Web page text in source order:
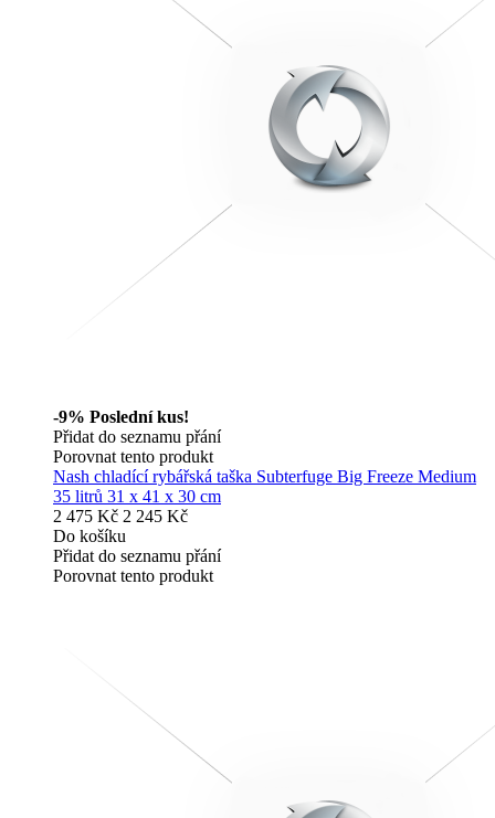
-9% Poslední kus!
Přidat do seznamu přání
Porovnat tento produkt
Nash chladící rybářská taška Subterfuge Big Freeze Medium
35 litrů 31 x 41 x 30 cm
2 475 Kč 2 245 Kč
Do košíku
Přidat do seznamu přání
Porovnat tento produkt